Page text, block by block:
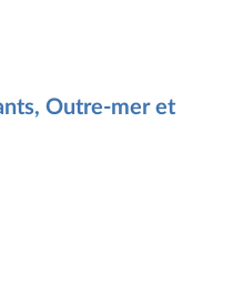
Outre-mer et